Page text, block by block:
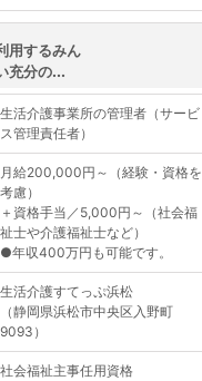
用するみん
充分の...
生活介護事業所の管理者（サービ
ス管理責任者）
月給200,000円～（経験・資格を
考慮）
＋資格手当／5,000円～（社会福
祉士や介護福祉士など）
●年収400万円も可能です。
生活介護すてっぷ浜松
（静岡県浜松市中央区入野町
9093）
社会福祉主事任用資格